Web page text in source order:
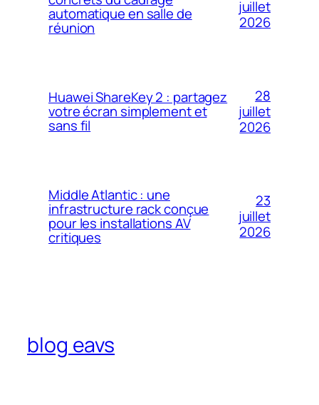
automatique en salle de
réunion
juillet
2026
Huawei ShareKey 2 : partagez
votre écran simplement et
sans fil
28
juillet
2026
Middle Atlantic : une
infrastructure rack conçue
pour les installations AV
critiques
23
juillet
2026
blog eavs